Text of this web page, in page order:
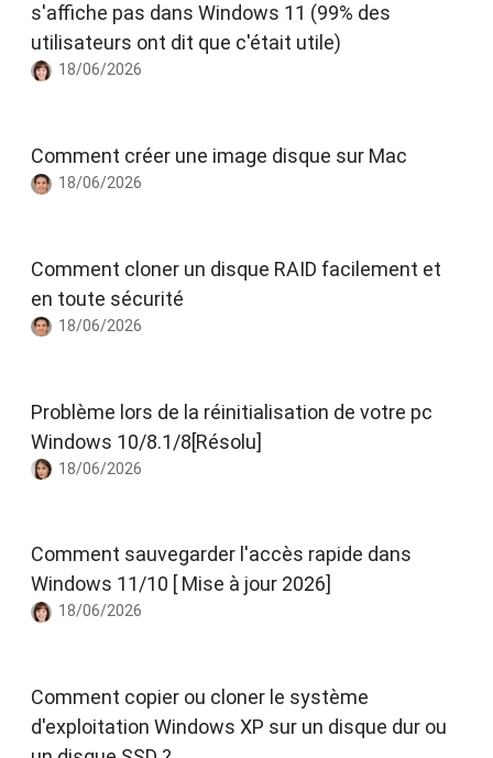
s'affiche pas dans Windows 11 (99% des
utilisateurs ont dit que c'était utile)
18/06/2026
Comment créer une image disque sur Mac
18/06/2026
Comment cloner un disque RAID facilement et
en toute sécurité
18/06/2026
Problème lors de la réinitialisation de votre pc
Windows 10/8.1/8[Résolu]
18/06/2026
Comment sauvegarder l'accès rapide dans
Windows 11/10 [ Mise à jour 2026]
18/06/2026
Comment copier ou cloner le système
d'exploitation Windows XP sur un disque dur ou